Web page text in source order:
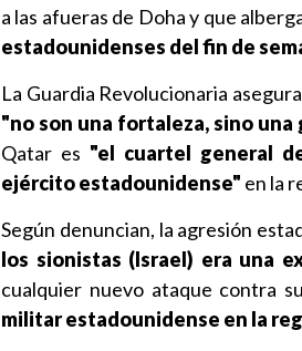
a las afueras de Doha y que
estadounidenses del fin de
La Guardia Revolucionaria
"no son una fortaleza, sino una
Qatar es "el cuartel general
ejército estadounidense" en la
Según denuncian, la agresión
los sionistas (Israel) era una
cualquier nuevo ataque contra
militar estadounidense en la